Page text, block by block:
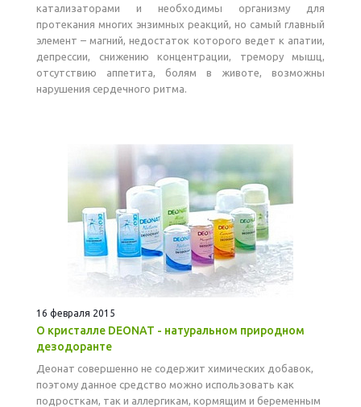
катализаторами и необходимы организму для
протекания многих энзимных реакций, но самый главный
элемент – магний, недостаток которого ведет к апатии,
депрессии, снижению концентрации, тремору мышц,
отсутствию аппетита, болям в животе, возможны
нарушения сердечного ритма.
16 февраля 2015
О кристалле DEONAT - натуральном природном
дезодоранте
Деонат совершенно не содержит химических добавок,
поэтому данное средство можно использовать как
подросткам, так и аллергикам, кормящим и беременным